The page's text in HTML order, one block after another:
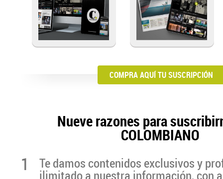
COMPRA AQUÍ TU SUSCRIPCIÓN
Nueve razones para
COLOMBIANO
1 Te damos contenidos exclusivos y
ilimitado a nuestra información, con